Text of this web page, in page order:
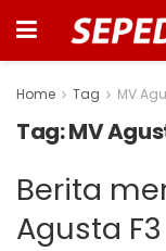
Home Tag MV
Tag:MV
Berita
Agusta F3